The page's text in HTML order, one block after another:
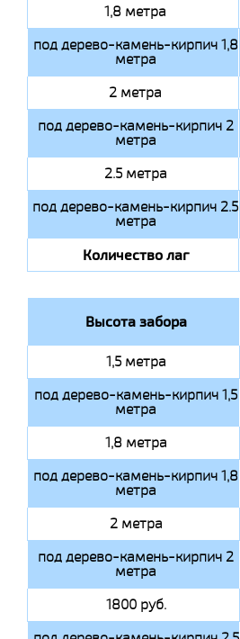
1,8 метра
под дерево-камень-кирпич 1,8
метра
2 метра
под дерево-камень-кирпич 2
метра
2.5 метра
под дерево-камень-кирпич 2.5
метра
Количество лаг
Высота забора
1,5 метра
под дерево-камень-кирпич 1,5
метра
1,8 метра
под дерево-камень-кирпич 1,8
метра
2 метра
под дерево-камень-кирпич 2
метра
1800 руб.